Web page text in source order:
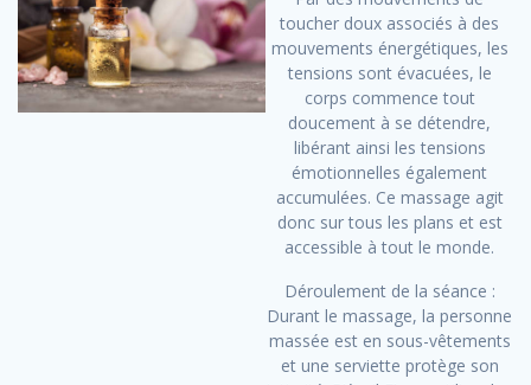
toucher doux associés à des
mouvements énergétiques, les
tensions sont évacuées, le
corps commence tout
doucement à se détendre,
libérant ainsi les tensions
émotionnelles également
accumulées. Ce massage agit
donc sur tous les plans et est
accessible à tout le monde.
Déroulement de la séance :
Durant le massage, la personne
massée est en sous-vêtements
et une serviette protège son